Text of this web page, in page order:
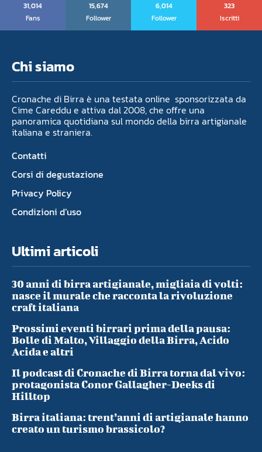
31,014
Fans
15,674
Follower
6,014
Follower
323
Iscritti
Chi siamo
Cronache di Birra è una testata online sponsorizzata da
Cime Careddu e attiva dal 2008, che offre una
panoramica quotidiana sul mondo della birra artigianale
italiana e straniera.
Contatti
Corsi di degustazione
Privacy Policy
Condizioni d’uso
Ultimi articoli
30 anni di birra artigianale, migliaia di volti:
nasce il murale che racconta la rivoluzione
craft italiana
Prossimi eventi birrari prima della pausa:
Bolle di Malto, Villaggio della Birra, Acido
Acida e altri
Il podcast di Cronache di Birra torna dal vivo:
protagonista Conor Gallagher-Deeks di
Hilltop
Birra italiana: trent’anni di artigianale hanno
creato un turismo brassicolo?